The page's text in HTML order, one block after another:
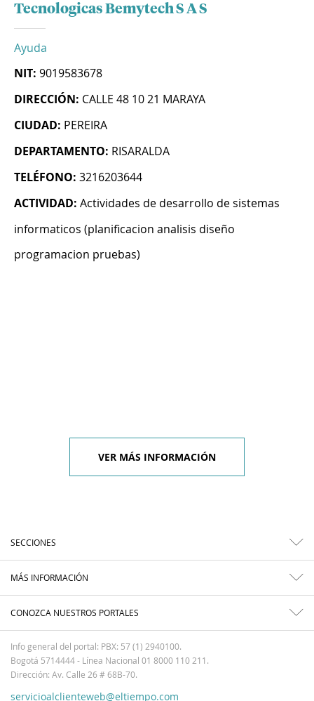
Tecnologicas Bemytech S A S
Ayuda
NIT: 9019583678
DIRECCIÓN: CALLE 48 10 21 MARAYA
CIUDAD: PEREIRA
DEPARTAMENTO: RISARALDA
TELÉFONO: 3216203644
ACTIVIDAD: Actividades de desarrollo de sistemas
informaticos (planificacion analisis diseño
programacion pruebas)
VER MÁS INFORMACIÓN
SECCIONES
MÁS INFORMACIÓN
CONOZCA NUESTROS PORTALES
Info general del portal: PBX: 57 (1) 2940100.
Bogotá 5714444 - Línea Nacional 01 8000 110 211.
Dirección: Av. Calle 26 # 68B-70.
servicioalclienteweb@eltiempo.com